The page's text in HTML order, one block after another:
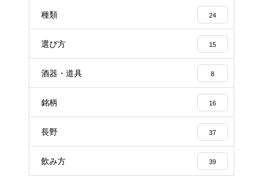
種類 24
選び方 15
酒器・道具 8
銘柄 16
長野 37
飲み方 39